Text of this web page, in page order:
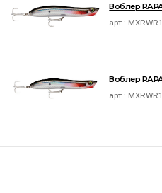
Воблер
арт.:
Воблер
арт.: